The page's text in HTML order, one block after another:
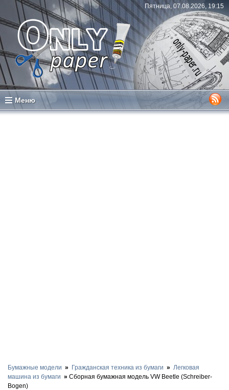
Пятница, 07.08.2026, 19:15
Меню
Бумажные модели Гражданская техника из бумаги
Легковая
машина из бумаги
Сборная бумажная модель VW Beetle (Schreiber-
Bogen)